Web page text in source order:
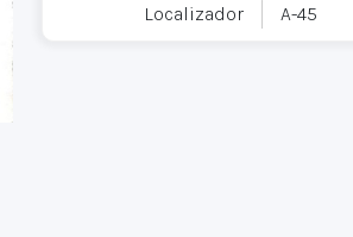
Localizador A-45